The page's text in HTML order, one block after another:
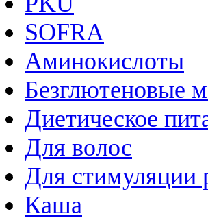
SOFRA
Аминокислоты
Безглютеновые
Диетическое
Для волос
Для стимуляции
Каша